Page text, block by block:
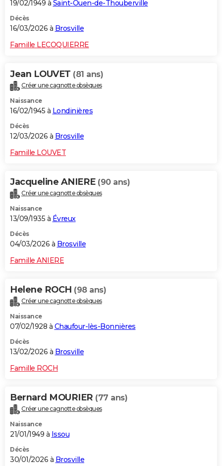
19/02/1949 à Saint-Ouen-de-Thouberville
Décès
16/03/2026 à Brosville
Famille LECOQUIERRE
Jean LOUVET (81 ans)
Créer une cagnotte obsèques
Naissance
16/02/1945 à Londinières
Décès
12/03/2026 à Brosville
Famille LOUVET
Jacqueline ANIERE (90 ans)
Créer une cagnotte obsèques
Naissance
13/09/1935 à Évreux
Décès
04/03/2026 à Brosville
Famille ANIERE
Helene ROCH (98 ans)
Créer une cagnotte obsèques
Naissance
07/02/1928 à Chaufour-lès-Bonnières
Décès
13/02/2026 à Brosville
Famille ROCH
Bernard MOURIER (77 ans)
Créer une cagnotte obsèques
Naissance
21/01/1949 à Issou
Décès
30/01/2026 à Brosville